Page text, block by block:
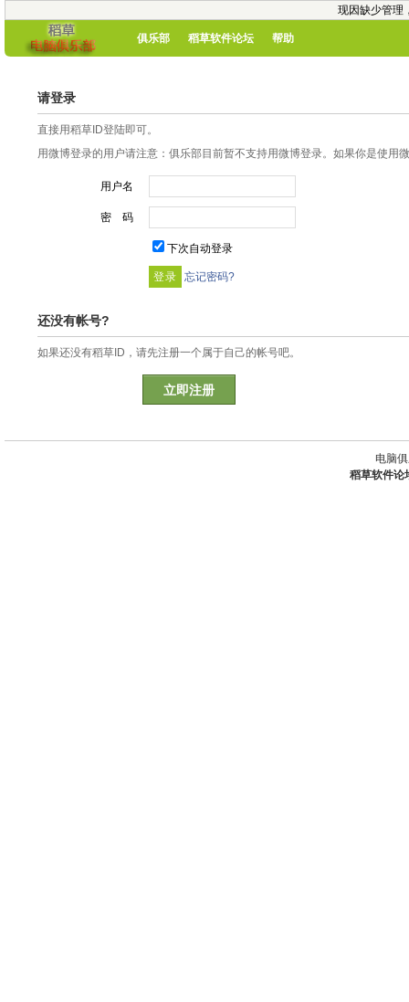
现因缺少管理
俱乐部 稻草软件论坛 帮助
请登录
直接用稻草ID登陆即可。
用微博登录的用户请注意：俱乐部目前暂不支持用微博登录。如果你是使用
用户名
密 码
下次自动登录
忘记密码?
还没有帐号?
如果还没有稻草ID，请先注册一个属于自己的帐号吧。
立即注册
电脑
稻草软件论